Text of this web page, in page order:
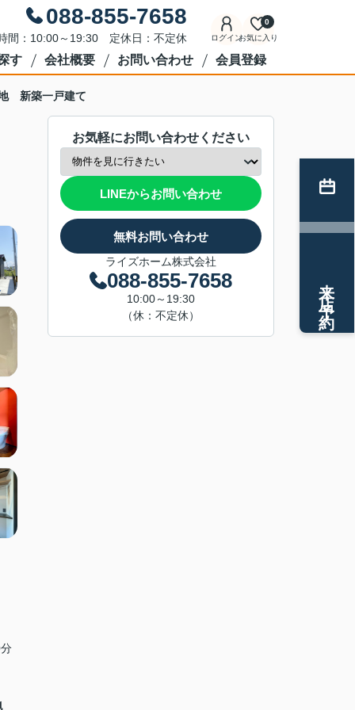
088-855-7658
間：10:00～19:30 定休日：不定休 ログインお気に入り
0
す 会社概要 お問い合わせ 会員登録
新築一戸建て
お気軽にお問い合わせください
LINEからお問い合わせ
無料お問い合わせ
ライズホーム株式会社
088-855-7658
10:00～19:30
（休：不定休）
来店予約